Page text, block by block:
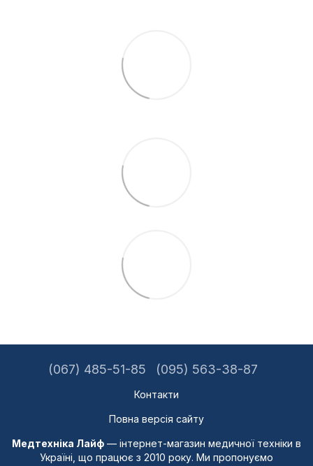
(067) 485-51-85 (095) 563-38-87
Контакти
Повна версія сайту
Медтехніка Лайф — інтернет-магазин медичної техніки в
Україні, що працює з 2010 року. Ми пропонуємо